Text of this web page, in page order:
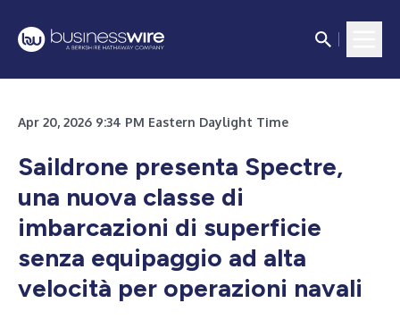
Apr 20, 2026 9:34 PM Eastern Daylight Time
Saildrone presenta Spectre,
una nuova classe di
imbarcazioni di superficie
senza equipaggio ad alta
velocità per operazioni navali